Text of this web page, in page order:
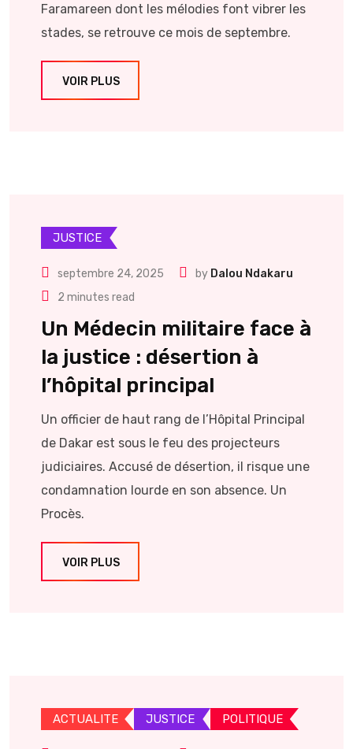
Faramareen dont les mélodies font vibrer les
stades, se retrouve ce mois de septembre.
VOIR PLUS
JUSTICE
septembre 24, 2025 by Dalou Ndakaru
2 minutes read
Un Médecin militaire face à
la justice : désertion à
l’hôpital principal
Un officier de haut rang de l’Hôpital Principal
de Dakar est sous le feu des projecteurs
judiciaires. Accusé de désertion, il risque une
condamnation lourde en son absence. Un
Procès.
VOIR PLUS
ACTUALITE JUSTICE POLITIQUE